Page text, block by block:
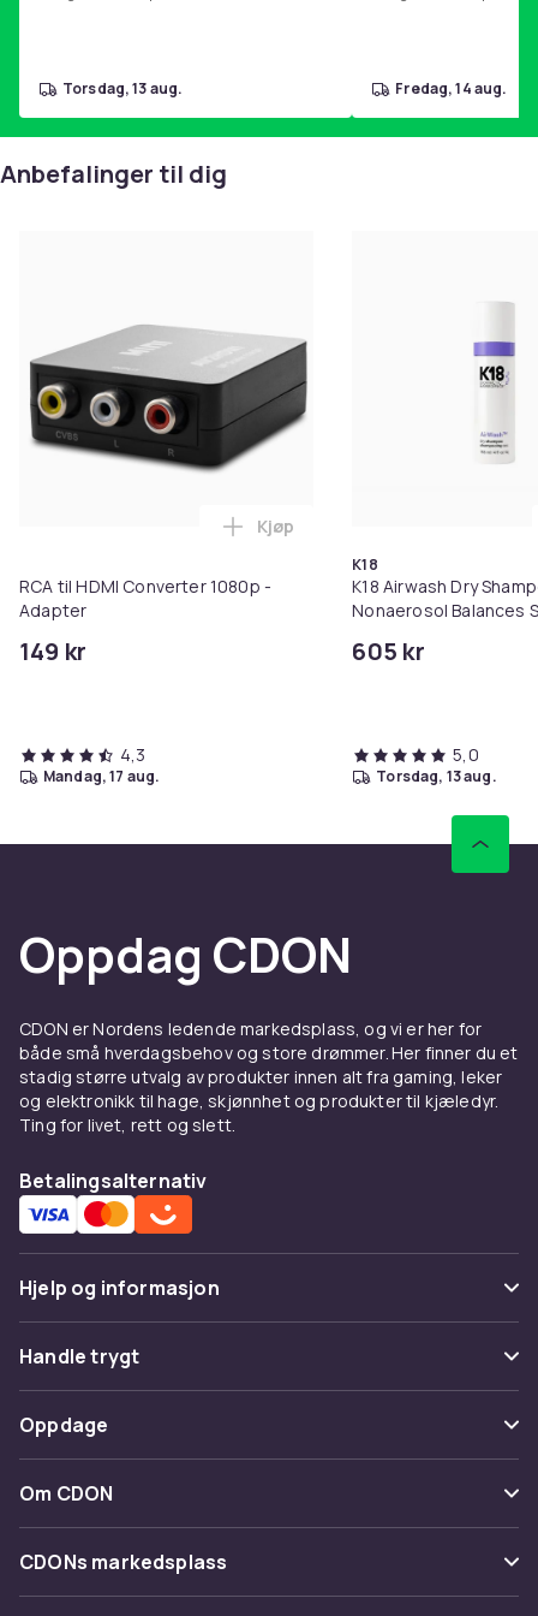
torsdag, 13 aug. fredag, 14 aug.
Anbefalinger til dig
RCA til HDMI Converter 1080p -
Adapter
149 kr
Legg RCA til HDMI Converter
Kjøp
4,3
mandag, 17 aug.
K18
K18 Airwash Dry
Nonaerosol Balances
605 kr
5,0
torsdag, 13 aug.
Oppdag CDON
CDON er Nordens ledende markedsplass, og vi er her for
både små hverdagsbehov og store drømmer. Her finner du et
stadig større utvalg av produkter innen alt fra gaming, leker
og elektronikk til hage, skjønnhet og produkter til kjæledyr.
Ting for livet, rett og slett.
Betalingsalternativ
Hjelp og informasjon
Vanlige spørsmål
Spor pakke
Angre & returner her
Kontakt oss
Handle trygt
Betaling
Levering
Tilbakekallinger
Oppdage
Kategorier
Varemerker
Om CDON
Om oss
Kundeanmeldelser
CDONs markedsplass